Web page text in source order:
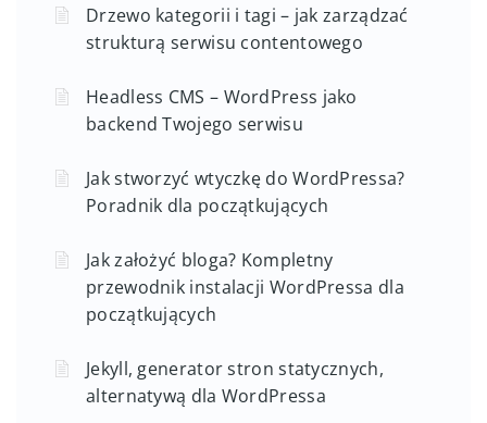
Drzewo kategorii i tagi – jak zarządzać
strukturą serwisu contentowego
Headless CMS – WordPress jako
backend Twojego serwisu
Jak stworzyć wtyczkę do WordPressa?
Poradnik dla początkujących
Jak założyć bloga? Kompletny
przewodnik instalacji WordPressa dla
początkujących
Jekyll, generator stron statycznych,
alternatywą dla WordPressa